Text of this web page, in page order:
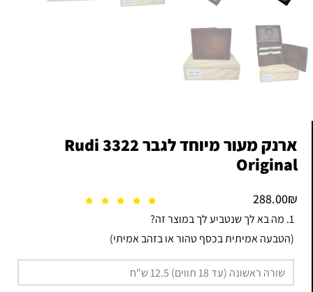
ארנק מעור מיוחד לגבר 3322 Rudi
Original
288.00₪
1. מה בא לך שנטביע לך במוצר זה?
(הטבעה אמיתית בכסף טהור או בזהב אמיתי)